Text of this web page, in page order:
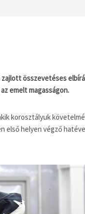
összevetéses
emelt magasságon.
korosztályuk
első helyen végző